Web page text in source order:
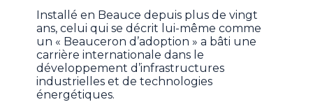
Installé en Beauce depuis plus de vingt
ans, celui qui se décrit lui-même comme
un « Beauceron d’adoption » a bâti une
carrière internationale dans le
développement d’infrastructures
industrielles et de technologies
énergétiques.